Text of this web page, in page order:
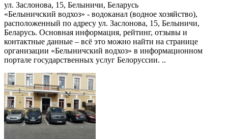
ул. Заслонова, 15, Белыничи, Беларусь
«Белыничский водхоз» - водоканал (водное хозяйство),
расположенный по адресу ул. Заслонова, 15, Белыничи,
Беларусь. Основная информация, рейтинг, отзывы и
контактные данные – всё это можно найти на странице
организации «Белыничский водхоз» в информационном
портале государственных услуг Белоруссии. ..